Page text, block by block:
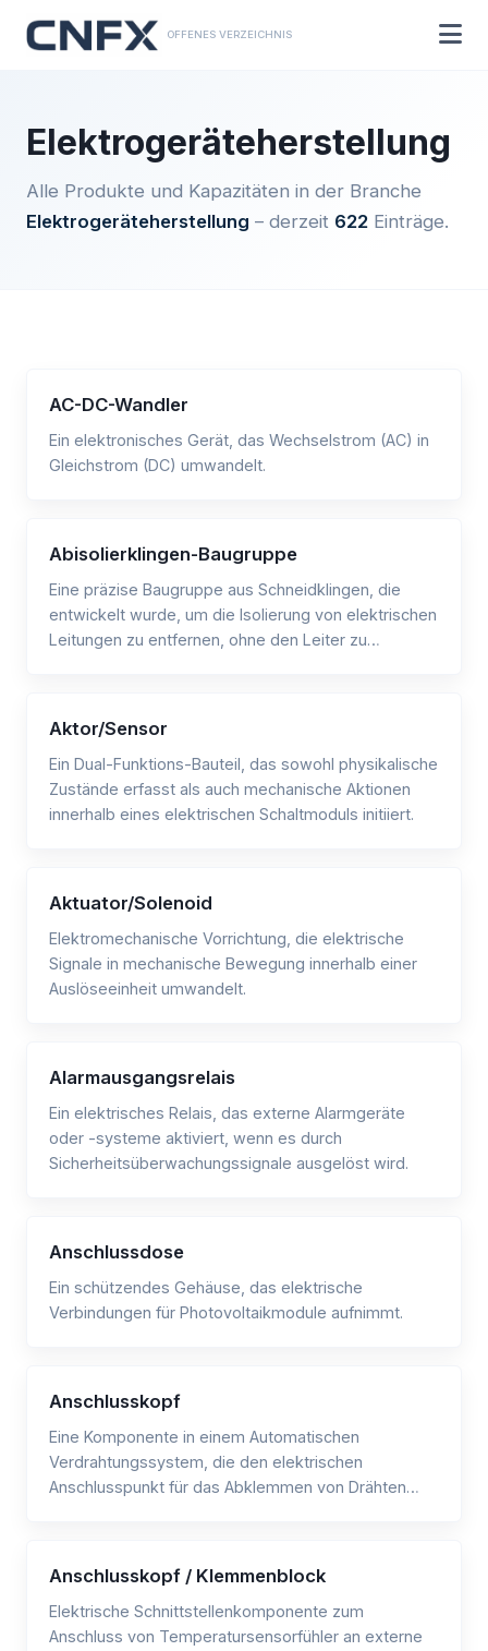
OFFENES VERZEICHNIS
Elektrogeräteherstellung
Alle Produkte und Kapazitäten in der Branche
Elektrogeräteherstellung – derzeit 622 Einträge.
AC-DC-Wandler
Ein elektronisches Gerät, das Wechselstrom (AC) in
Gleichstrom (DC) umwandelt.
Abisolierklingen-Baugruppe
Eine präzise Baugruppe aus Schneidklingen, die
entwickelt wurde, um die Isolierung von elektrischen
Leitungen zu entfernen, ohne den Leiter zu
Aktor/Sensor
Ein Dual-Funktions-Bauteil, das sowohl physikalische
Zustände erfasst als auch mechanische Aktionen
innerhalb eines elektrischen Schaltmoduls initiiert.
Aktuator/Solenoid
Elektromechanische Vorrichtung, die elektrische
Signale in mechanische Bewegung innerhalb einer
Auslöseeinheit umwandelt.
Alarmausgangsrelais
Ein elektrisches Relais, das externe Alarmgeräte
oder -systeme aktiviert, wenn es durch
Sicherheitsüberwachungssignale ausgelöst wird.
Anschlussdose
Ein schützendes Gehäuse, das elektrische
Verbindungen für Photovoltaikmodule aufnimmt.
Anschlusskopf
Eine Komponente in einem Automatischen
Verdrahtungssystem, die den elektrischen
Anschlusspunkt für das Abklemmen von Drähten
Anschlusskopf / Klemmenblock
Elektrische Schnittstellenkomponente zum
Anschluss von Temperatursensorfühler an externe